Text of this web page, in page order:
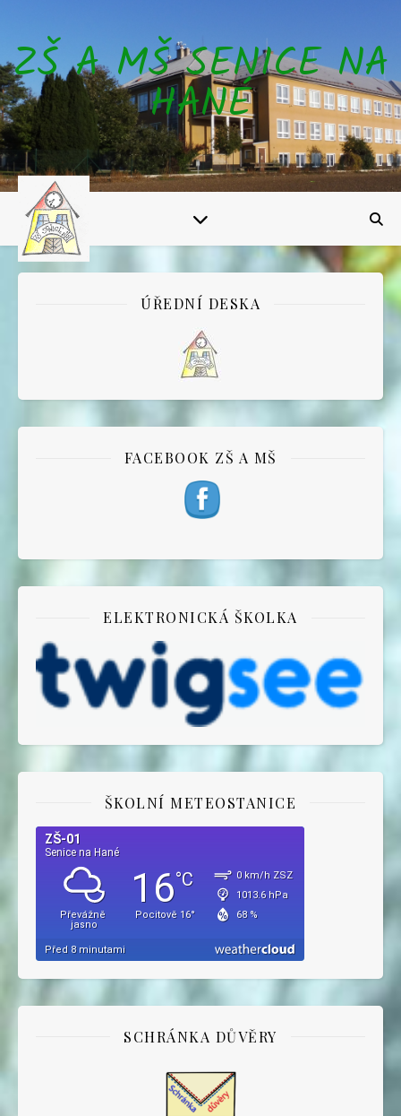
ZŠ A MŠ SENICE NA
HANÉ
ÚŘEDNÍ DESKA
FACEBOOK ZŠ A MŠ
ELEKTRONICKÁ ŠKOLKA
ŠKOLNÍ METEOSTANICE
SCHRÁNKA DŮVĚRY